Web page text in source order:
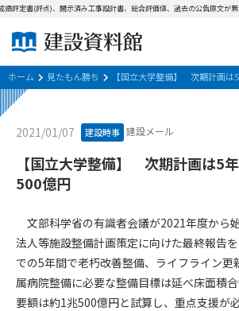
建設資料館とは
会員登録について
サポーター会員一覧
定書(評点)、開示済み工事設計書、総合評価値、過去の公告原文が無
ホーム 見たもん勝ち 【国立大学整備】 次期計画は
2021/01/07 建設時事 建設メール
【国立大学整備】 次期計画は5
500億円
文部科学省の有識者会議が2021年度から
法人等施設整備計画策定に向けた最終報告
での5年間で老朽改善整備、ライフライン更
属病院整備に必要な整備目標は延べ床面積
要額は約1兆500億円と試算し、重点支援が
パスワードの再発行
第1条（規約の目的）
会員サービスの利用条件等について定め
2. 管理者が建設資料館WEB上で随時掲載す
一部を構成するものとします。
第2条（規約の変更）